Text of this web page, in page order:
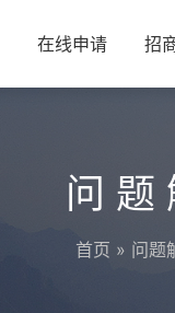
在线申请 招
问题
首页 » 问题